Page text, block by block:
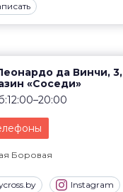
да Винчи, 3,
«Соседи»
Боровая
Instagram